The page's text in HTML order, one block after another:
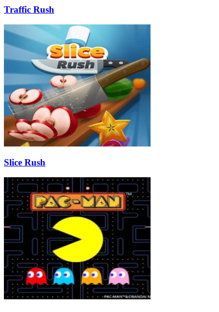
Traffic Rush
Slice Rush